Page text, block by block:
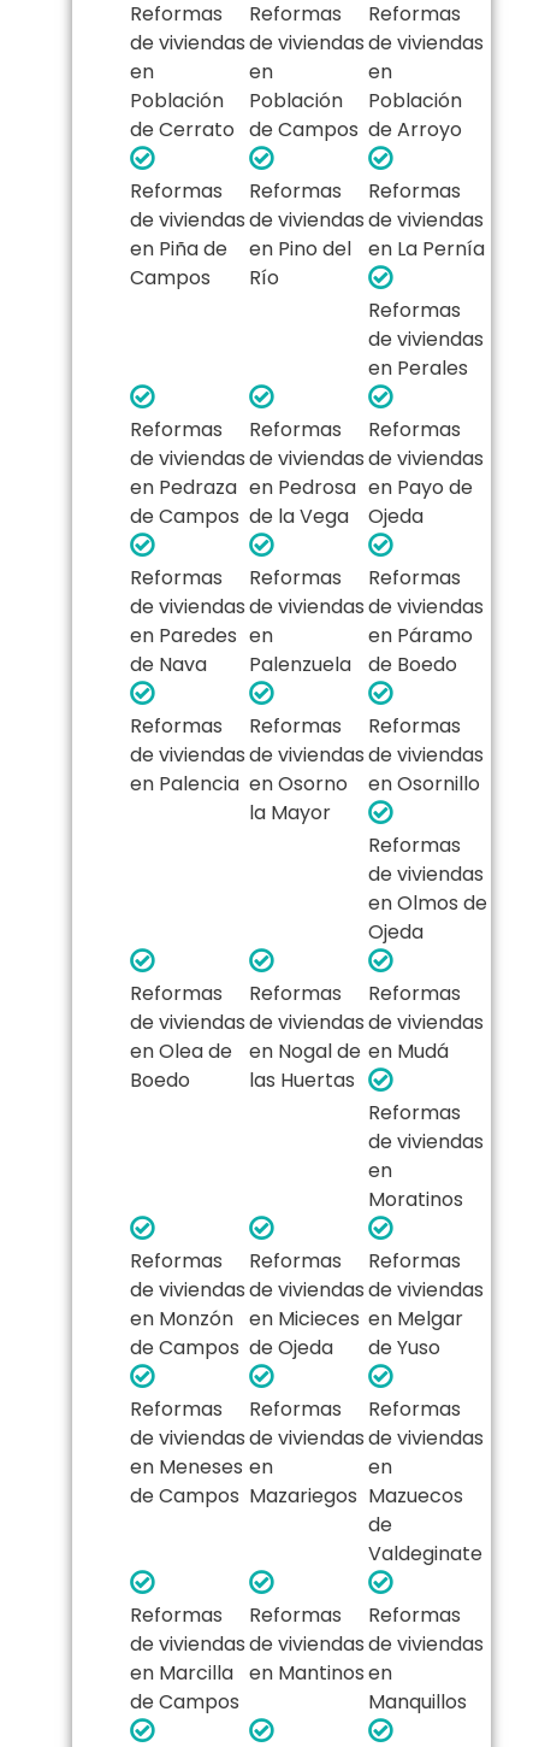
Reformas
de viviendas
en
Población
de Cerrato
Reformas
de viviendas
en
Población
de Campos
Reformas
de viviendas
en
Población
de Arroyo
Reformas
de viviendas
en Piña de
Campos
Reformas
de viviendas
en Pino del
Río
Reformas
de viviendas
en La Pernía
Reformas
de viviendas
en Perales
Reformas
de viviendas
en Pedraza
de Campos
Reformas
de viviendas
en Pedrosa
de la Vega
Reformas
de viviendas
en Payo de
Ojeda
Reformas
de viviendas
en Paredes
de Nava
Reformas
de viviendas
en
Palenzuela
Reformas
de viviendas
en Páramo
de Boedo
Reformas
de viviendas
en Palencia
Reformas
de viviendas
en Osorno
la Mayor
Reformas
de viviendas
en Osornillo
Reformas
de viviendas
en Olmos de
Ojeda
Reformas
de viviendas
en Olea de
Boedo
Reformas
de viviendas
en Nogal de
las Huertas
Reformas
de viviendas
en Mudá
Reformas
de viviendas
en
Moratinos
Reformas
de viviendas
en Monzón
de Campos
Reformas
de viviendas
en Micieces
de Ojeda
Reformas
de viviendas
en Melgar
de Yuso
Reformas
de viviendas
en Meneses
de Campos
Reformas
de viviendas
en
Mazariegos
Reformas
de viviendas
en
Mazuecos
de
Valdeginate
Reformas
de viviendas
en Marcilla
de Campos
Reformas
de viviendas
en Mantinos
Reformas
de viviendas
en
Manquillos